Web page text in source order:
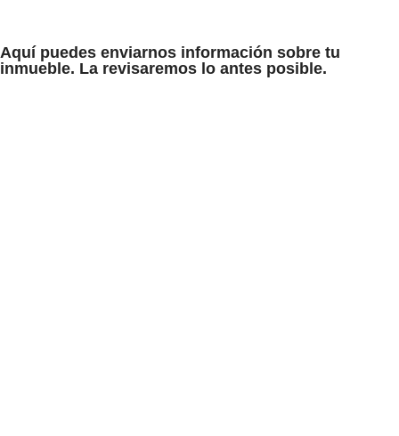
Aquí puedes enviarnos información sobre tu
inmueble. La revisaremos lo antes posible.